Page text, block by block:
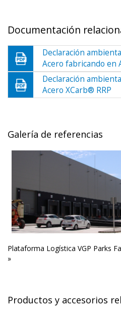
Documentación
Declaración
Acero fabricando en
Declaración
Acero XCarb® RRP
Galería de referencias
Plataforma Logística VGP Parks
»
Productos y accesorios